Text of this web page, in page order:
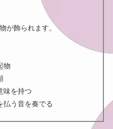
が飾られます。
物
味を持つ
払う音を奏でる